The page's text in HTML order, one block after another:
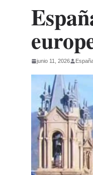
junio 11, 2026